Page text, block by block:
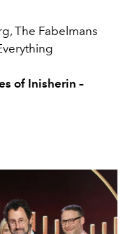
The Fabelmans
of Inisherin –